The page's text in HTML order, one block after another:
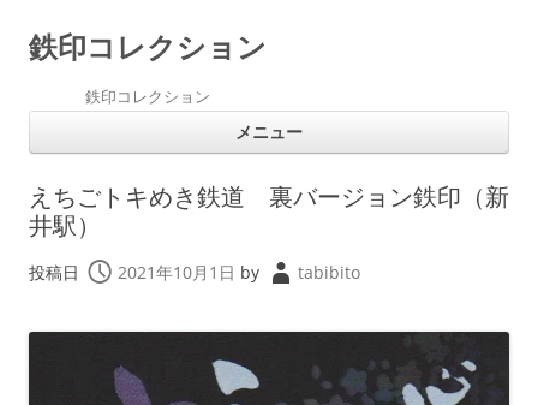
鉄印コレクション
鉄印コレクション
メニュー
えちごトキめき鉄道 裏バージョン鉄印（新
井駅）
投稿日 2021年10月1日 by tabibito